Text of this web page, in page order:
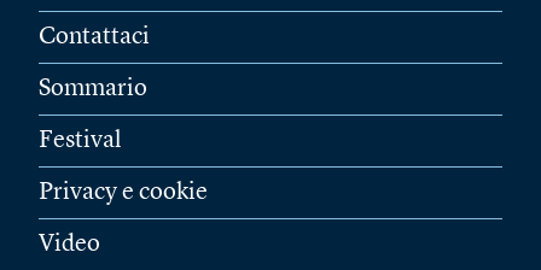
Contattaci
Sommario
Festival
Privacy e cookie
Video